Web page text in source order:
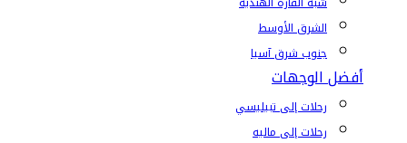
الشرق الأوسط
جنوب شرق آسيا
أفضل الوجهات
رحلات إلى تبيليسي
رحلات إلى ماليه